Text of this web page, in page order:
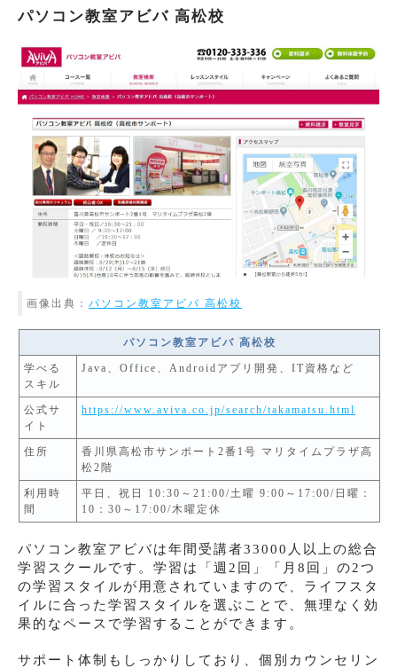
パソコン教室アビバ 高松校
画像出典： パソコン教室アビバ 高松校
パソコン教室アビバ 高松校
学べる
スキル
Java、Office、Androidアプリ開発、IT資格など
公式サ
イト
https://www.aviva.co.jp/search/takamatsu.html
住所
香川県高松市サンポート2番1号 マリタイムプラザ高
松2階
利用時
間
平日、祝日 10:30～21:00/土曜 9:00～17:00/日曜：
10：30～17:00/木曜定休
パソコン教室アビバは年間受講者33000人以上の総合
学習スクールです。学習は「週2回」「月8回」の2つ
の学習スタイルが用意されていますので、ライフスタ
イルに合った学習スタイルを選ぶことで、無理なく効
果的なペースで学習することができます。
サポート体制もしっかりしており、個別カウンセリン